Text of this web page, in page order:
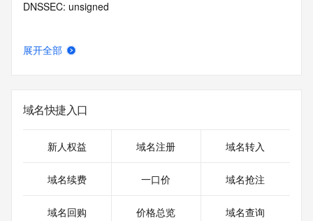
DNSSEC: unsigned
展开全部
域名快捷入口
新人权益 域名注册 域名转入
域名续费 一口价 域名抢注
域名回购 价格总览 域名查询